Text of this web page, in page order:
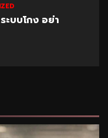
ะบบโกง อย่า